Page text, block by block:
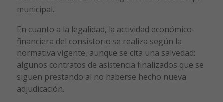
municipal.
En cuanto a la legalidad, la actividad económico-
financiera del consistorio se realiza según la
normativa vigente, aunque se cita una salvedad:
algunos contratos de asistencia finalizados que se
siguen prestando al no haberse hecho nueva
adjudicación.